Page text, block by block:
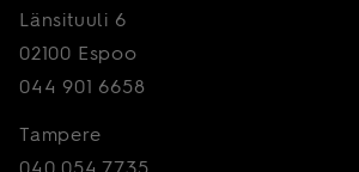
Länsituuli 6
02100 Espoo
044 901 6658
Tampere